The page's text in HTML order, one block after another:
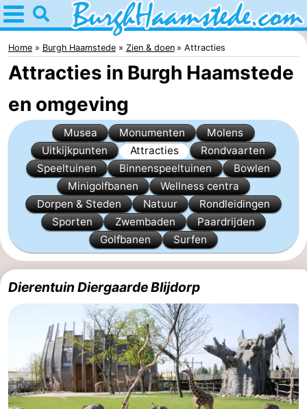
Home
Burgh
Haamstede
Tips
Voor
kinderen
Natuur
Kop
van
Schouwen
Overnachten
Appartementen
Bed
(&
breakfasts)
Campings
Hotels
Vakantiehuizen
Buitenheem
-
Home Burgh Haamstede Zien & doen Attracties
Attracties in Burgh Haamstede
en omgeving
Musea Monumenten
Molens
Uitkijkpunten
Attracties
Rondvaarten
Speeltuinen
Binnenspeeltuinen
Bowlen
Minigolfbanen
Wellness centra
Dorpen & Steden
Natuur
Rondleidingen
Sporten
Zwembaden
Paardrijden
Golfbanen
Surfen
Dierentuin Diergaarde Blijdorp